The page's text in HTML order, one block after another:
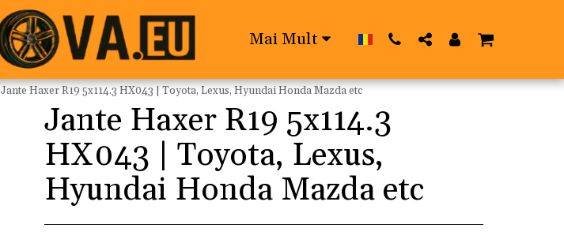
Mai Mult
Jante Haxer R19 5x114.3 HX043 | Toyota, Lexus, Hyundai Honda Mazda etc
Jante Haxer R19 5x114.3
HX043 | Toyota, Lexus,
Hyundai Honda Mazda etc